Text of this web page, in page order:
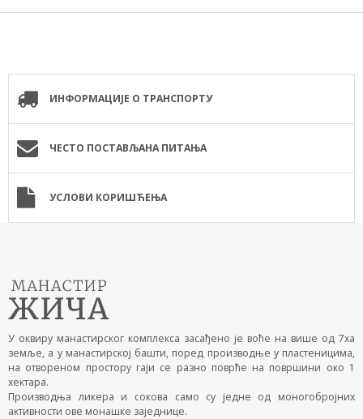
ИНФОРМАЦИЈЕ О ТРАНСПОРТУ
ЧЕСТО ПОСТАВЉАНА ПИТАЊА
УСЛОВИ КОРИШЋЕЊА
У оквиру манастирског комплекса засађено је воће на више од 7ха
земље, а у манастирској башти, поред производње у пластеницима,
на отвореном простору гаји се разно поврће на површини око 1
хектара.
Производња ликера и сокова само су једне од моногобројних
активности ове монашке заједнице.